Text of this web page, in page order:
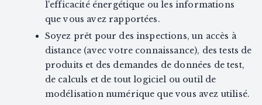
l'efficacité énergétique ou les informations
que vous avez rapportées.
Soyez prêt pour des inspections, un accès à
distance (avec votre connaissance), des tests de
produits et des demandes de données de test,
de calculs et de tout logiciel ou outil de
modélisation numérique que vous avez utilisé.